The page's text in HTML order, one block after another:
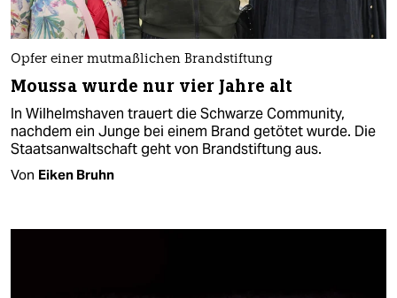
Opfer einer mutmaßlichen Brandstiftung
Moussa wurde nur vier Jahre alt
In Wilhelmshaven trauert die Schwarze Community,
nachdem ein Junge bei einem Brand getötet wurde. Die
Staatsanwaltschaft geht von Brandstiftung aus.
Von Eiken Bruhn